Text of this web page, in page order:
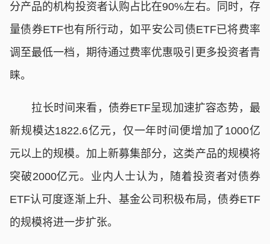
分产品的机构投资者认购占比在90%左右。同时，存
量债券ETF也有所行动，如平安公司债ETF已将费率
调至最低一档，期待通过费率优惠吸引更多投资者青
睐。
拉长时间来看，债券ETF呈现加速扩容态势，最
新规模达1822.6亿元，仅一年时间便增加了1000亿
元以上的规模。加上新募集部分，这类产品的规模将
突破2000亿元。业内人士认为，随着投资者对债券
ETF认可度逐渐上升、基金公司积极布局，债券ETF
的规模将进一步扩张。